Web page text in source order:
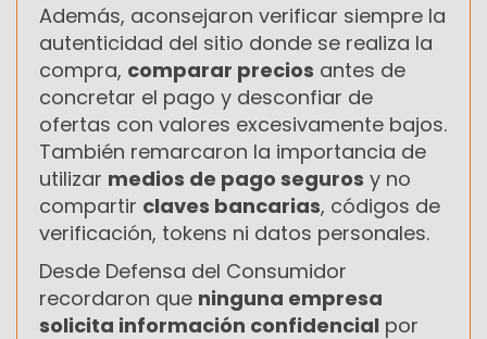
Además, aconsejaron verificar siempre la
autenticidad del sitio donde se realiza la
compra, comparar precios antes de
concretar el pago y desconfiar de
ofertas con valores excesivamente bajos.
También remarcaron la importancia de
utilizar medios de pago seguros y no
compartir claves bancarias, códigos de
verificación, tokens ni datos personales.
Desde Defensa del Consumidor
recordaron que ninguna empresa
solicita información confidencial por